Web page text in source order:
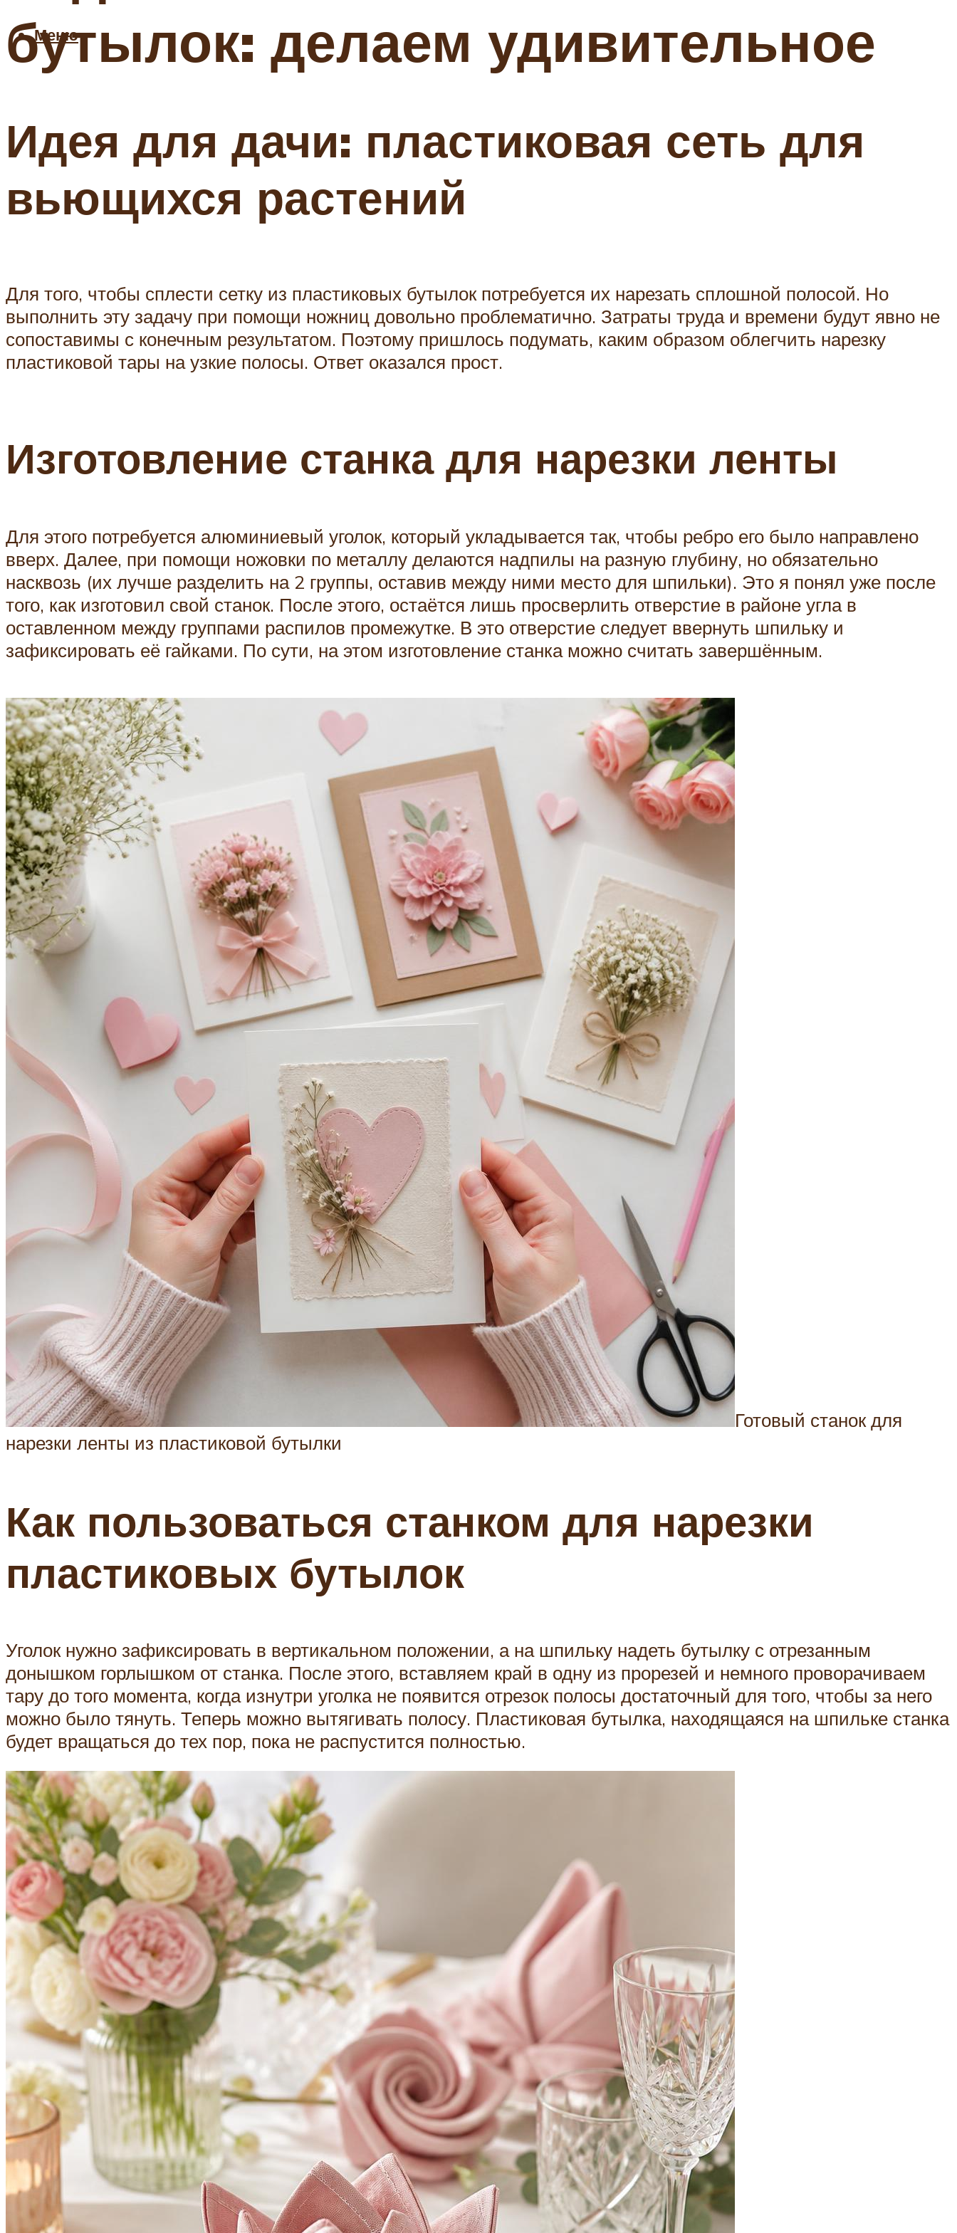
Меню
бутылок: делаем удивительное
Идея для дачи: пластиковая сеть для
вьющихся растений
Для того, чтобы сплести сетку из пластиковых бутылок потребуется их нарезать сплошной полосой. Но
выполнить эту задачу при помощи ножниц довольно проблематично. Затраты труда и времени будут явно не
сопоставимы с конечным результатом. Поэтому пришлось подумать, каким образом облегчить нарезку
пластиковой тары на узкие полосы. Ответ оказался прост.
Изготовление станка для нарезки ленты
Для этого потребуется алюминиевый уголок, который укладывается так, чтобы ребро его было направлено
вверх. Далее, при помощи ножовки по металлу делаются надпилы на разную глубину, но обязательно
насквозь (их лучше разделить на 2 группы, оставив между ними место для шпильки). Это я понял уже после
того, как изготовил свой станок. После этого, остаётся лишь просверлить отверстие в районе угла в
оставленном между группами распилов промежутке. В это отверстие следует ввернуть шпильку и
зафиксировать её гайками. По сути, на этом изготовление станка можно считать завершённым.
Готовый станок для
нарезки ленты из пластиковой бутылки
Как пользоваться станком для нарезки
пластиковых бутылок
Уголок нужно зафиксировать в вертикальном положении, а на шпильку надеть бутылку с отрезанным
донышком горлышком от станка. После этого, вставляем край в одну из прорезей и немного проворачиваем
тару до того момента, когда изнутри уголка не появится отрезок полосы достаточный для того, чтобы за него
можно было тянуть. Теперь можно вытягивать полосу. Пластиковая бутылка, находящаяся на шпильке станка
будет вращаться до тех пор, пока не распустится полностью.